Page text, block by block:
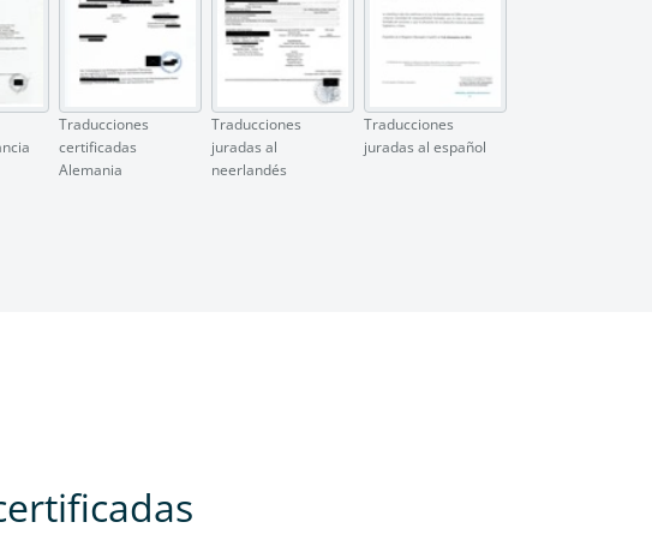
Traducciones
certificadas
Alemania
Traducciones
juradas al
neerlandés
Traducciones
juradas al español